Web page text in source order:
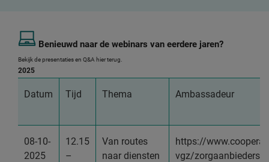
Benieuwd naar de webinars van eerdere jaren?
Bekijk de presentaties en Q&A hier terug.
2025
Datum Tijd Thema Ambassadeur
08-10-
2025
12.15
–
Van routes
naar diensten
https://
vgz/zorgaanbieders/